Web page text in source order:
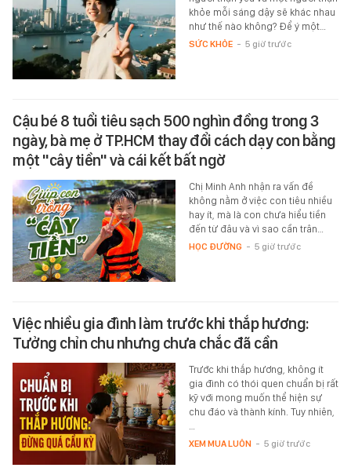
khỏe mỗi sáng dậy sẽ khác nhau
như thế nào không? Để ý một…
SỨC KHỎE - 5 giờ trước
Cậu bé 8 tuổi tiêu sạch 500 nghìn đồng trong 3
ngày, bà mẹ ở TP.HCM thay đổi cách dạy con bằng
một "cây tiền" và cái kết bất ngờ
Chị Minh Anh nhận ra vấn đề
không nằm ở việc con tiêu nhiều
hay ít, mà là con chưa hiểu tiền
đến từ đâu và vì sao cần trân…
HỌC ĐƯỜNG - 5 giờ trước
Việc nhiều gia đình làm trước khi thắp hương:
Tưởng chỉn chu nhưng chưa chắc đã cần
Trước khi thắp hương, không ít
gia đình có thói quen chuẩn bị rất
kỹ với mong muốn thể hiện sự
chu đáo và thành kính. Tuy nhiên,
…
XEM MUA LUÔN - 5 giờ trước